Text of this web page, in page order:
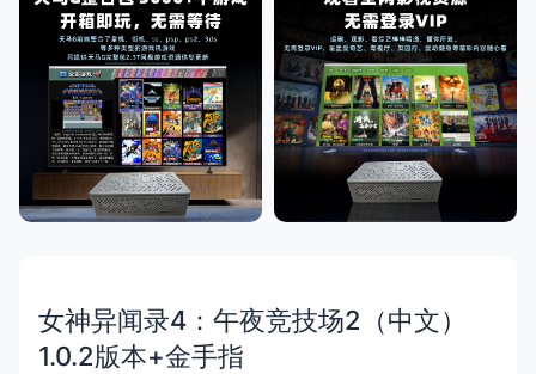
女神异闻录4：午夜竞技场2（中文）
1.0.2版本+金手指